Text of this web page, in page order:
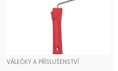
VÁLEČKY A PŘÍSLUŠENSTVÍ